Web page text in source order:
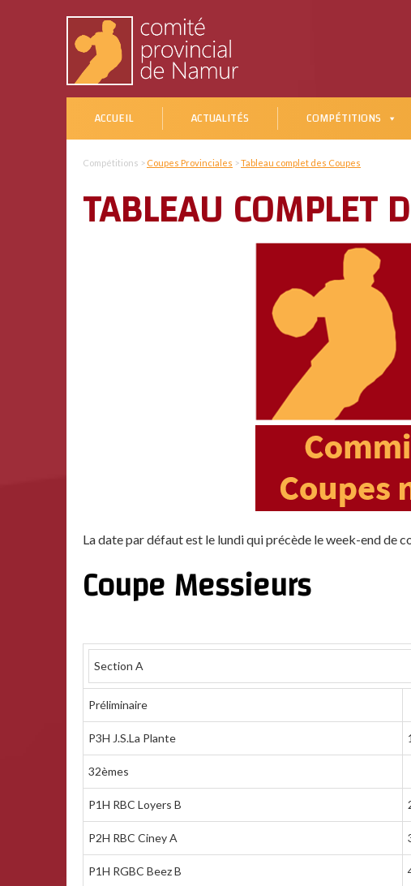
ACCUEIL ACTUALITÉS COMPÉTITIONS
Compétitions > Coupes Provinciales >Tableau complet des Coupes
TABLEAU COMPLET
La date par défaut est le lundi qui précède le week-end de
Coupe Messieurs
Section A
Préliminaire
P3H J.S.La Plante 1
32èmes
P1H RBC Loyers B
P2H RBC Ciney A
P1H RGBC Beez B